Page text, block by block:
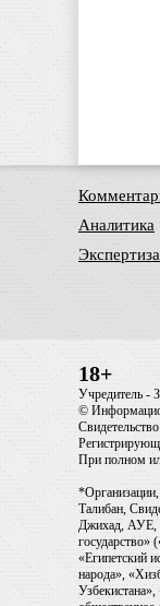
Аналитика
Экспертиза
18+
Учредитель -
©
При полном
Талибан,
Джихад, АУЕ,
«Египетский
народа»,